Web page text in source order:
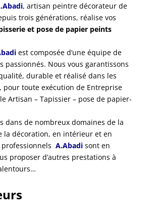
, artisan peintre décorateur de
trois générations, réalise vos
et pose de papier peints
est composée d’une équipe de
passionnés. Nous vous garantissons
durable et réalisé dans les
pour toute exécution de Entreprise
Artisan – Tapissier – pose de papier-
dans de nombreux domaines de la
la décoration, en intérieur et en
A.Abadisont en
proposer d’autres prestations à